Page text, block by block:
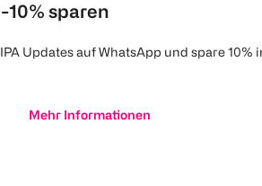
10% sparen
Updates auf WhatsApp und spare 10%
Mehr Informationen